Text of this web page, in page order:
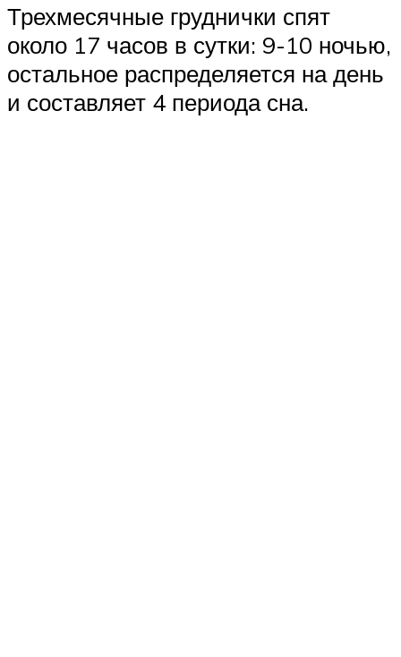
Трехмесячные груднички спят
около 17 часов в сутки: 9-10 ночью,
остальное распределяется на день
и составляет 4 периода сна.